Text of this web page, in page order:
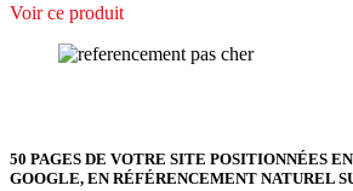
Voir ce produit
50 PAGES DE VOTRE SITE POSITIONNÉES
GOOGLE, EN RÉFÉRENCEMENT NATUREL